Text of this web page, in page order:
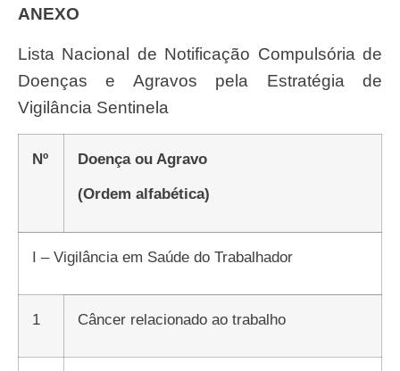
ANEXO
Lista Nacional de Notificação Compulsória de
Doenças e Agravos pela Estratégia de
Vigilância Sentinela
Nº
Doença ou Agravo
(Ordem alfabética)
I – Vigilância em Saúde do Trabalhador
1 Câncer relacionado ao trabalho